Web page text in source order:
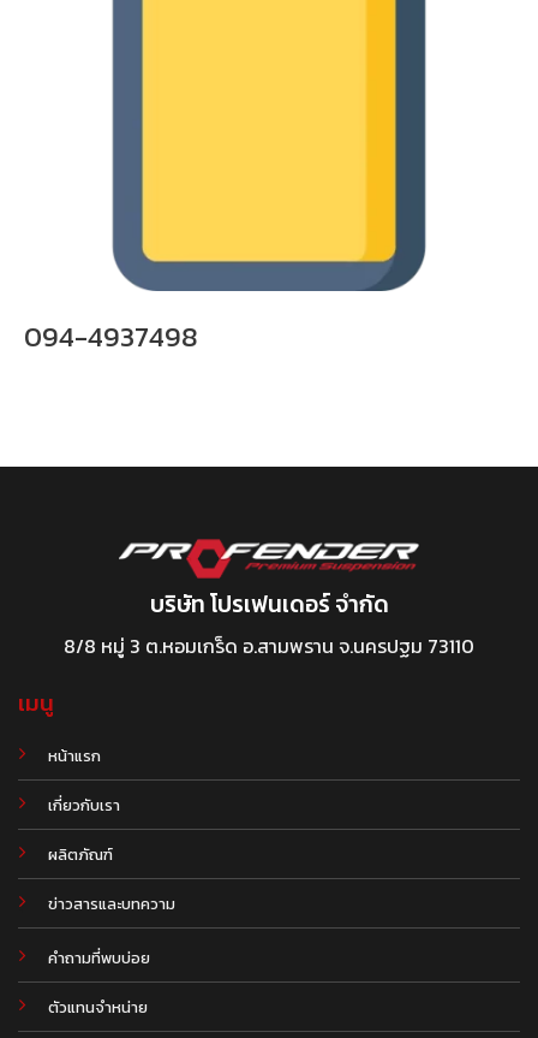
094-4937498
บริษัท โปรเฟนเดอร์ จำกัด
8/8 หมู่ 3 ต.หอมเกร็ด อ.สามพราน จ.นครปฐม 73110
เมนู
หน้าแรก
เกี่ยวกับเรา
ผลิตภัณฑ์
ข่าวสารและบทความ
.
คำถามที่พบบ่อย
ตัวแทนจำหน่าย